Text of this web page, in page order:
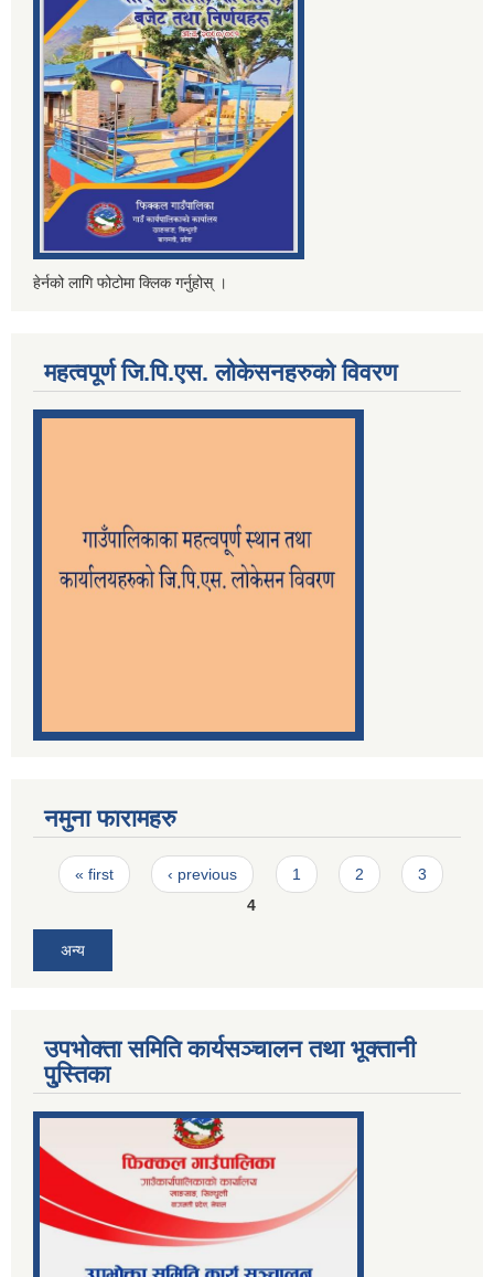
हेर्नको लागि फोटोमा क्लिक गर्नुहोस् ।
महत्वपूर्ण जि.पि.एस. लोकेसनहरुको विवरण
नमुना फारामहरु
Pages
« first ‹ previous 1 2
3
4
अन्य
उपभोक्ता समिति कार्यसञ्चालन तथा भूक्तानी
पु्स्तिका